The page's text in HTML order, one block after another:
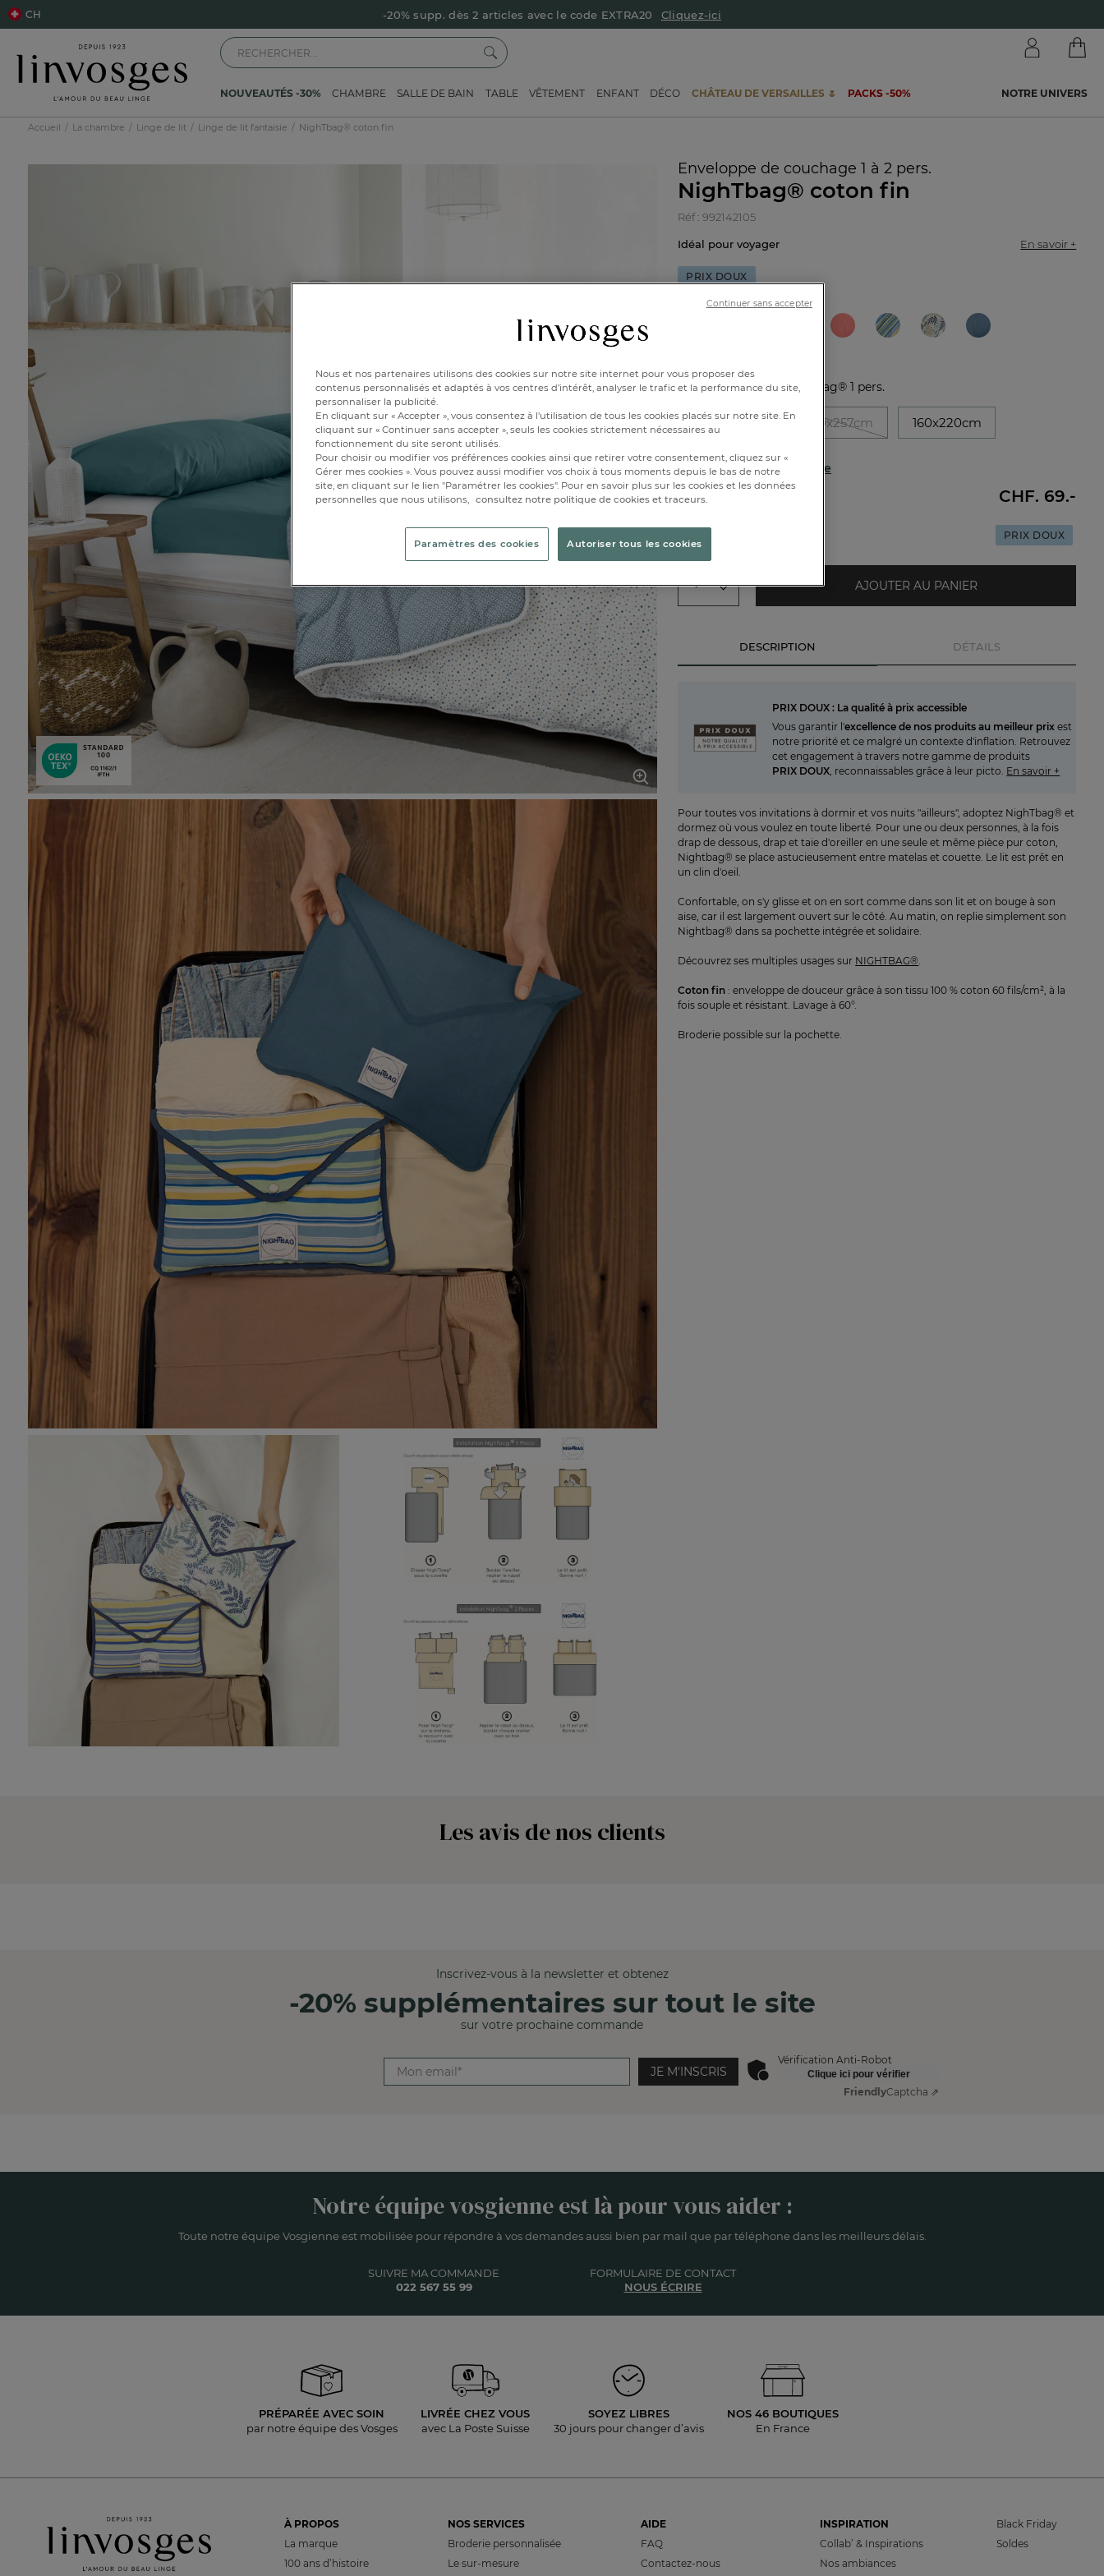
-20% supp. dès 2 articles avec le code EXTRA20 Cliquez-ici
CH
NOUVEAUTÉS -30% CHAMBRE SALLE DE BAIN TABLE VÊTEMENT ENFANT DÉCO CHÂTEAU DE VERSAILLES 🌷 PACKS -50% NOTRE UNIVERS
Accueil La chambre Linge de lit Linge de lit fantaisie NighTbag® coton fin
Enveloppe de couchage 1 à 2 pers.
NighTbag® coton fin
Réf : 992142105
Idéal pour voyager En savoir +
PRIX DOUX
Caractéristique : NighTbag® 1 pers.
85x220cm 100x257cm 160x220cm
Ajouter une broderie
Disponible CHF. 69.-
PRIX DOUX
1 AJOUTER AU PANIER
DESCRIPTION DÉTAILS
PRIX DOUX : La qualité à prix accessible
Vous garantir l'excellence de nos produits au meilleur prix est
notre priorité et ce malgré un contexte d'inflation. Retrouvez
cet engagement à travers notre gamme de produits
PRIX DOUX, reconnaissables grâce à leur picto. En savoir +
Pour toutes vos invitations à dormir et vos nuits "ailleurs", adoptez NighTbag® et
dormez où vous voulez en toute liberté. Pour une ou deux personnes, à la fois
drap de dessous, drap et taie d'oreiller en une seule et même pièce pur coton,
Nightbag® se place astucieusement entre matelas et couette. Le lit est prêt en
un clin d'oeil.
Confortable, on s'y glisse et on en sort comme dans son lit et on bouge à son
aise, car il est largement ouvert sur le côté. Au matin, on replie simplement son
Nightbag® dans sa pochette intégrée et solidaire.
Découvrez ses multiples usages sur NIGHTBAG®.
Coton fin : enveloppe de douceur grâce à son tissu 100 % coton 60 fils/cm², à la
fois souple et résistant. Lavage à 60°.
Broderie possible sur la pochette.
Les avis de nos clients
Inscrivez-vous à la newsletter et obtenez
-20% supplémentaires sur tout le site
sur votre prochaine commande
JE M'INSCRIS
Vérification Anti-Robot
Clique ici pour vérifier
FriendlyCaptcha ⇗
Notre équipe vosgienne est là pour vous aider :
Toute notre équipe Vosgienne est mobilisée pour répondre à vos demandes aussi bien par mail que par téléphone dans les meilleurs délais.
SUIVRE MA COMMANDE
022 567 55 99
FORMULAIRE DE CONTACT
NOUS ÉCRIRE
PRÉPARÉE AVEC SOIN
par notre équipe des Vosges
LIVRÉE CHEZ VOUS
avec La Poste Suisse
SOYEZ LIBRES
30 jours pourchanger d’avis
NOS 46 BOUTIQUES
En France
À PROPOS
La marque
100 ans d’histoire
NOS SERVICES
Broderie personnalisée
Le sur-mesure
AIDE
FAQ
Contactez-nous
INSPIRATION
Collab’ & Inspirations
Nos ambiances
Black Friday
Soldes
Nous et nos partenaires utilisons des cookies sur notre site internet pour vous proposer des
contenus personnalisés et adaptés à vos centres d’intérêt, analyser le trafic et la performance du site,
personnaliser la publicité.
En cliquant sur « Accepter », vous consentez à l'utilisation de tous les cookies placés sur notre site. En
cliquant sur « Continuer sans accepter », seuls les cookies strictement nécessaires au
fonctionnement du site seront utilisés.
Pour choisir ou modifier vos préférences cookies ainsi que retirer votre consentement, cliquez sur «
Gérer mes cookies ». Vous pouvez aussi modifier vos choix à tous moments depuis le bas de notre
site, en cliquant sur le lien "Paramétrer les cookies". Pour en savoir plus sur les cookies et les données
personnelles que nous utilisons,
consultez notre politique de cookies et traceurs.
Paramètres des cookies Autoriser tous les cookies
Continuer sans accepter